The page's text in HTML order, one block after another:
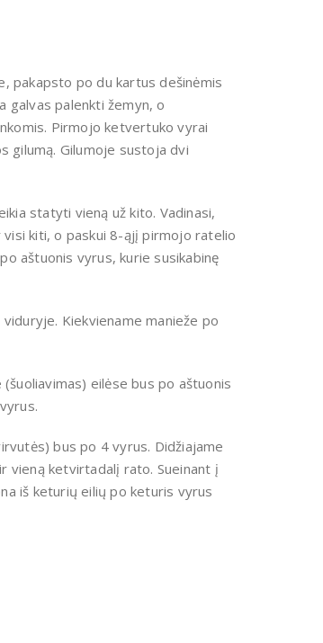
pakapsto po du kartus dešinėmis
palenkti žemyn, o
Pirmojo ketvertuko vyrai
gilumą. Gilumoje sustoja dvi
statyti vieną už kito. Vadinasi,
kiti, o paskui 8-ąjį pirmojo ratelio
aštuonis vyrus, kurie susikabinę
Kiekviename manieže po
eilėse bus po aštuonis
bus po 4 vyrus. Didžiajame
vieną ketvirtadalį rato. Sueinant į
iš keturių eilių po keturis vyrus